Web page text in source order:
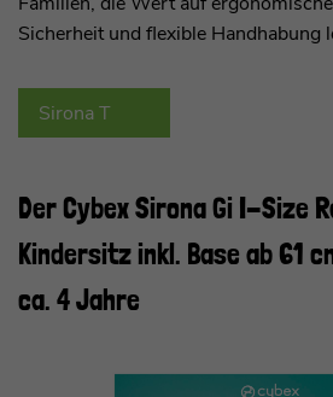
Sicherheit und flexible Handhabung
Sirona T
Der Cybex Sirona Gi I-Size
Kindersitz inkl. Base ab 61
ca. 4 Jahre